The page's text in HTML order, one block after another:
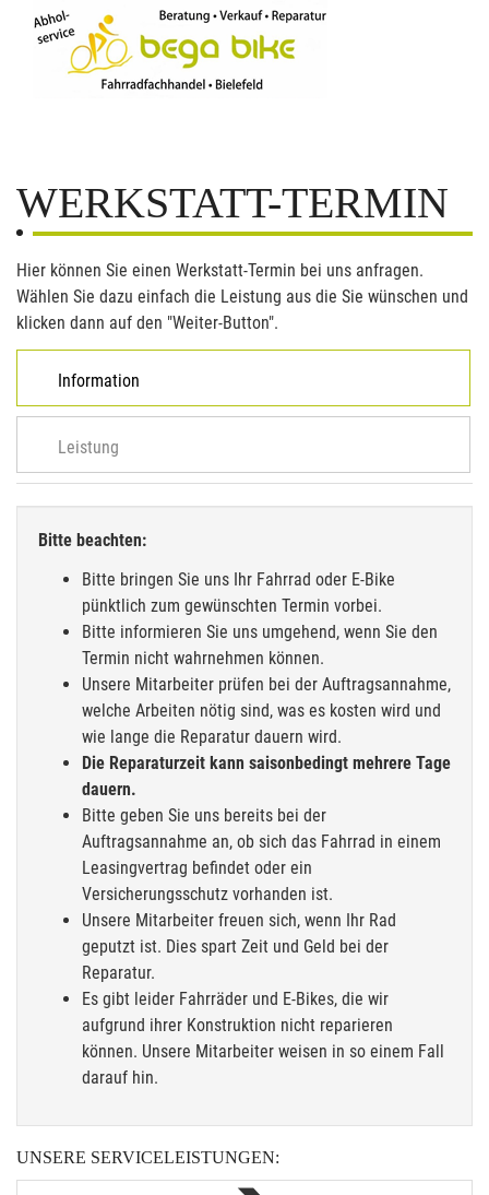
WERKSTATT-TERMIN
Hier können Sie einen Werkstatt-Termin bei uns anfragen.
Wählen Sie dazu einfach die Leistung aus die Sie wünschen und
klicken dann auf den "Weiter-Button".
Information
Leistung
Bitte beachten:
Bitte bringen Sie uns Ihr Fahrrad oder E-Bike
pünktlich zum gewünschten Termin vorbei.
Bitte informieren Sie uns umgehend, wenn Sie den
Termin nicht wahrnehmen können.
Unsere Mitarbeiter prüfen bei der Auftragsannahme,
welche Arbeiten nötig sind, was es kosten wird und
wie lange die Reparatur dauern wird.
Die Reparaturzeit kann saisonbedingt mehrere Tage
dauern.
Bitte geben Sie uns bereits bei der
Auftragsannahme an, ob sich das Fahrrad in einem
Leasingvertrag befindet oder ein
Versicherungsschutz vorhanden ist.
Unsere Mitarbeiter freuen sich, wenn Ihr Rad
geputzt ist. Dies spart Zeit und Geld bei der
Reparatur.
Es gibt leider Fahrräder und E-Bikes, die wir
aufgrund ihrer Konstruktion nicht reparieren
können. Unsere Mitarbeiter weisen in so einem Fall
darauf hin.
UNSERE SERVICELEISTUNGEN: